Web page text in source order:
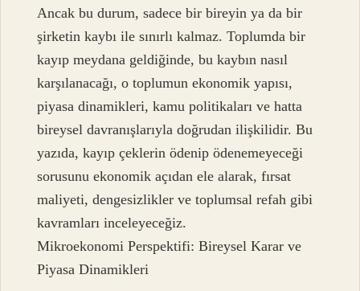
Ancak bu durum, sadece bir bireyin ya da bir
şirketin kaybı ile sınırlı kalmaz. Toplumda bir
kayıp meydana geldiğinde, bu kaybın nasıl
karşılanacağı, o toplumun ekonomik yapısı,
piyasa dinamikleri, kamu politikaları ve hatta
bireysel davranışlarıyla doğrudan ilişkilidir. Bu
yazıda, kayıp çeklerin ödenip ödenemeyeceği
sorusunu ekonomik açıdan ele alarak, fırsat
maliyeti, dengesizlikler ve toplumsal refah gibi
kavramları inceleyeceğiz.
Mikroekonomi Perspektifi: Bireysel Karar ve
Piyasa Dinamikleri